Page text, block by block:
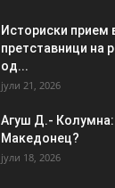
Историски прием
претставници на
од...
јули 21, 2026
Агуш Д.- Колумна:
Македонец?
јули 18, 2026